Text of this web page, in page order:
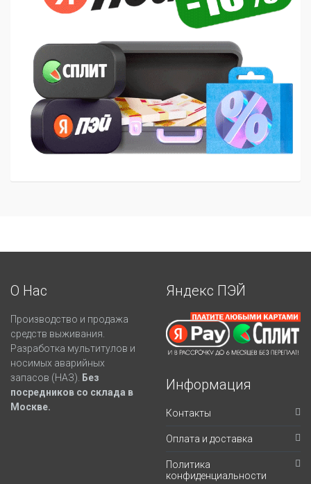
О Нас
Производство и продажа
средств выживания.
Разработка мультитулов и
носимых аварийных
запасов (НАЗ).
Без
посредников со склада в
Москве.
Яндекс ПЭЙ
Информация
Контакты
Оплата и доставка
Политика
конфиденциальности